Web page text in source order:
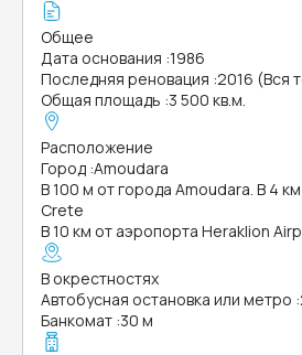
Общее
Дата основания :1986
Последняя реновация :2016 (Вся
Общая площадь :3 500 кв.м.
Расположение
Город :Amoudara
В 100 м от города Amoudara. В 4
Crete
В 10 км от аэропорта Heraklion
В окрестностях
Автобусная остановка или метро :
Банкомат :30 м